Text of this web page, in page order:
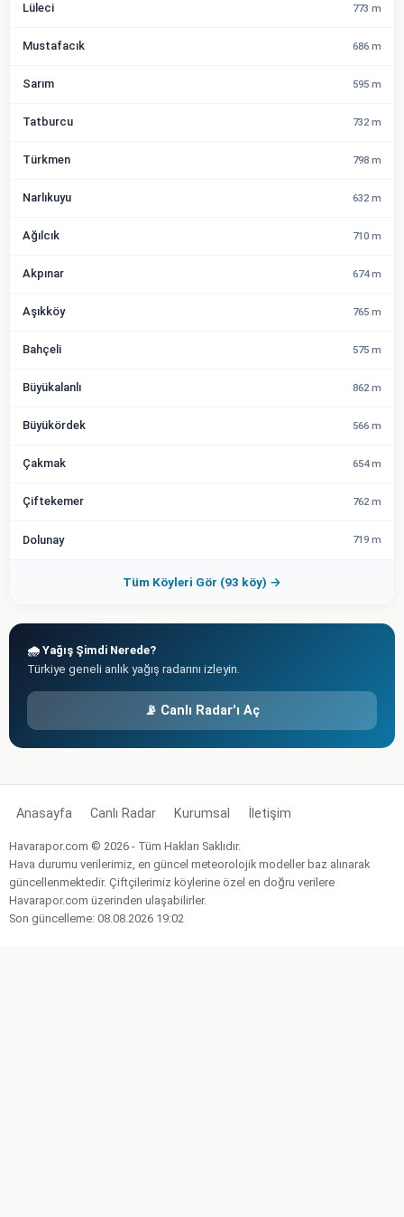
Lüleci 773 m
Mustafacık 686 m
Sarım 595 m
Tatburcu 732 m
Türkmen 798 m
Narlıkuyu 632 m
Ağılcık 710 m
Akpınar 674 m
Aşıkköy 765 m
Bahçeli 575 m
Büyükalanlı 862 m
Büyükördek 566 m
Çakmak 654 m
Çiftekemer 762 m
Dolunay 719 m
Tüm Köyleri Gör (93 köy) →
🌧️ Yağış Şimdi Nerede?
Türkiye geneli anlık yağış radarını izleyin.
📡 Canlı Radar'ı Aç
Anasayfa Canlı Radar Kurumsal İletişim
Havarapor.com © 2026 - Tüm Hakları Saklıdır.
Hava durumu verilerimiz, en güncel meteorolojik modeller baz alınarak
güncellenmektedir. Çiftçilerimiz köylerine özel en doğru verilere
Havarapor.com üzerinden ulaşabilirler.
Son güncelleme: 08.08.2026 19:02